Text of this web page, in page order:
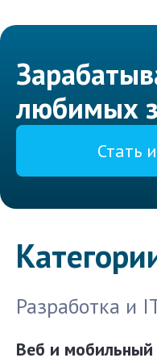
любимых
Стать
Разработка и
Веб и мобильный